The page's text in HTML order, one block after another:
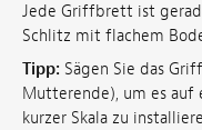
Jede Griffbrett ist
Schlitz mit flachem
Tipp: Sägen Sie das
Mutterende), um es auf
kurzer Skala zu